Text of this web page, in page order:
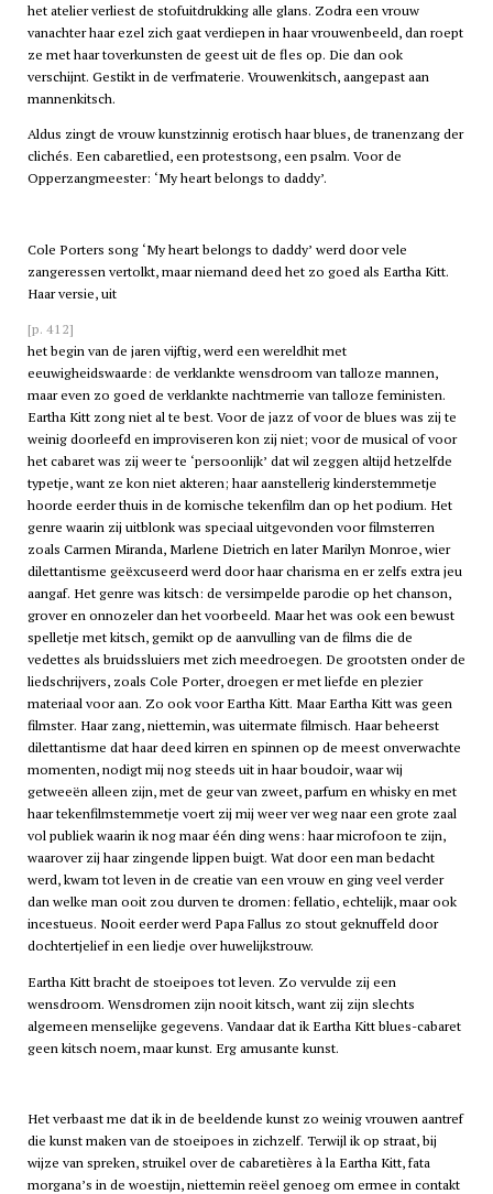
het atelier verliest de stofuitdrukking alle glans. Zodra een vrouw
vanachter haar ezel zich gaat verdiepen in haar vrouwenbeeld, dan roept
ze met haar toverkunsten de geest uit de fles op. Die dan ook
verschijnt. Gestikt in de verfmaterie. Vrouwenkitsch, aangepast aan
mannenkitsch.
Aldus zingt de vrouw kunstzinnig erotisch haar blues, de tranenzang der
clichés. Een cabaretlied, een protestsong, een psalm. Voor de
Opperzangmeester: ‘My heart belongs to daddy’.
Cole Porters song ‘My heart belongs to daddy’ werd door vele
zangeressen vertolkt, maar niemand deed het zo goed als Eartha Kitt.
Haar versie, uit
[p. 412]
het begin van de jaren vijftig, werd een wereldhit met
eeuwigheidswaarde: de verklankte wensdroom van talloze mannen,
maar even zo goed de verklankte nachtmerrie van talloze feministen.
Eartha Kitt zong niet al te best. Voor de jazz of voor de blues was zij te
weinig doorleefd en improviseren kon zij niet; voor de musical of voor
het cabaret was zij weer te ‘persoonlijk’ dat wil zeggen altijd hetzelfde
typetje, want ze kon niet akteren; haar aanstellerig kinderstemmetje
hoorde eerder thuis in de komische tekenfilm dan op het podium. Het
genre waarin zij uitblonk was speciaal uitgevonden voor filmsterren
zoals Carmen Miranda, Marlene Dietrich en later Marilyn Monroe, wier
dilettantisme geëxcuseerd werd door haar charisma en er zelfs extra jeu
aangaf. Het genre was kitsch: de versimpelde parodie op het chanson,
grover en onnozeler dan het voorbeeld. Maar het was ook een bewust
spelletje met kitsch, gemikt op de aanvulling van de films die de
vedettes als bruidssluiers met zich meedroegen. De grootsten onder de
liedschrijvers, zoals Cole Porter, droegen er met liefde en plezier
materiaal voor aan. Zo ook voor Eartha Kitt. Maar Eartha Kitt was geen
filmster. Haar zang, niettemin, was uitermate filmisch. Haar beheerst
dilettantisme dat haar deed kirren en spinnen op de meest onverwachte
momenten, nodigt mij nog steeds uit in haar boudoir, waar wij
getweeën alleen zijn, met de geur van zweet, parfum en whisky en met
haar tekenfilmstemmetje voert zij mij weer ver weg naar een grote zaal
vol publiek waarin ik nog maar één ding wens: haar microfoon te zijn,
waarover zij haar zingende lippen buigt. Wat door een man bedacht
werd, kwam tot leven in de creatie van een vrouw en ging veel verder
dan welke man ooit zou durven te dromen: fellatio, echtelijk, maar ook
incestueus. Nooit eerder werd Papa Fallus zo stout geknuffeld door
dochtertjelief in een liedje over huwelijkstrouw.
Eartha Kitt bracht de stoeipoes tot leven. Zo vervulde zij een
wensdroom. Wensdromen zijn nooit kitsch, want zij zijn slechts
algemeen menselijke gegevens. Vandaar dat ik Eartha Kitt blues-cabaret
geen kitsch noem, maar kunst. Erg amusante kunst.
Het verbaast me dat ik in de beeldende kunst zo weinig vrouwen aantref
die kunst maken van de stoeipoes in zichzelf. Terwijl ik op straat, bij
wijze van spreken, struikel over de cabaretières à la Eartha Kitt, fata
morgana’s in de woestijn, niettemin reëel genoeg om ermee in contakt